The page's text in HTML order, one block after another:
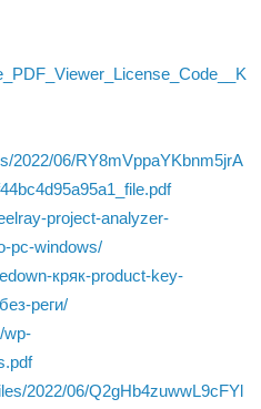
2022/06/RY8mVppaYKbnm5jrA
project-analyzer-
pc-windows/
кряк-product-key-
реги/
wp-
2022/06/Q2gHb4zuwwL9cFYl